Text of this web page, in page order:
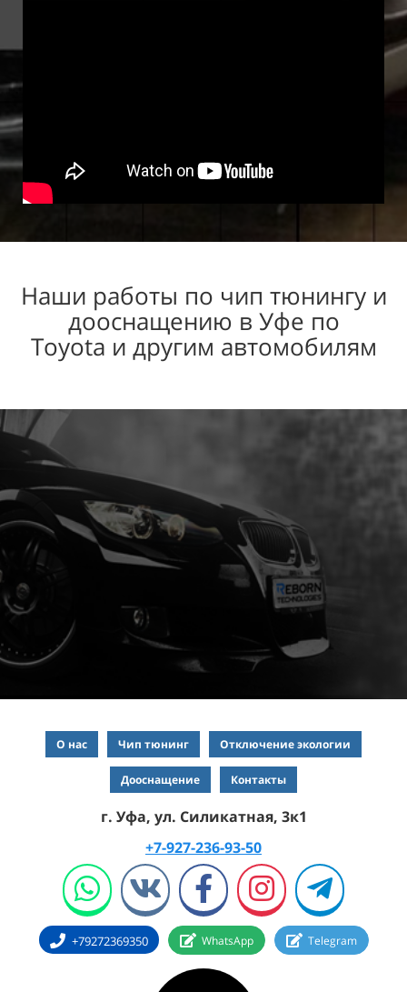
Наши работы по чип тюнингу и
дооснащению в Уфе по
Toyota и другим автомобилям
О нас Чип тюнинг Отключение экологии
Дооснащение Контакты
г. Уфа, ул. Силикатная, 3к1
+7-927-236-93-50
+79272369350 WhatsApp Telegram